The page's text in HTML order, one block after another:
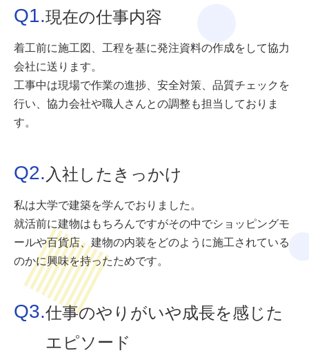
Q1.現在の仕事内容
着工前に施工図、工程を基に発注資料の作成をして協力
会社に送ります。
工事中は現場で作業の進捗、安全対策、品質チェックを
行い、協力会社や職人さんとの調整も担当しておりま
す。
Q2. 入社したきっかけ
私は大学で建築を学んでおりました。
就活前に建物はもちろんですがその中でショッピングモ
ールや百貨店、建物の内装をどのように施工されている
のかに興味を持ったためです。
Q3.仕事のやりがいや成長を感じた
エピソード